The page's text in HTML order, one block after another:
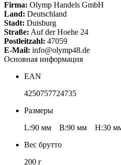
Firma: Olymp Handels GmbH
Land: Deutschland
Stadt: Duisburg
Straße: Auf der Hoehe 24
Postleitzahl: 47059
E-Mail: info@olymp48.de
Основная информация
EAN
4250757724735
Размеры
L:90 мм B:90 мм H:30
Вес брутто
200 г